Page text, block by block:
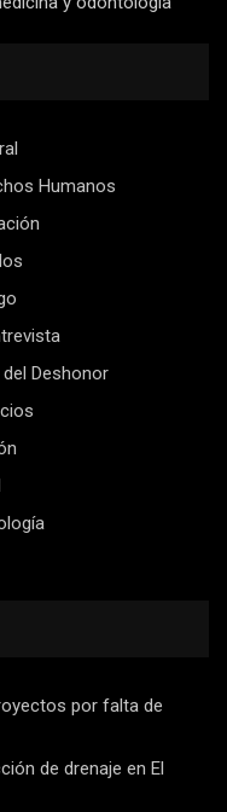
Humanos
Deshonor
por falta de
de drenaje en El